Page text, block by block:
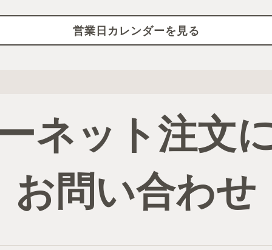
営業日カレンダーを見る
ネット注文
お問い合わせ